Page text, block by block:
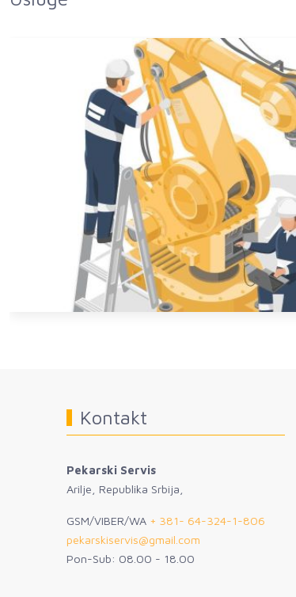
Kontakt
Pekarski Servis
Arilje, Republika Srbija,
GSM/VIBER/WA + 381- 64-324-1-806
pekarskiservis@gmail.com
Pon-Sub: 08.00 - 18.00